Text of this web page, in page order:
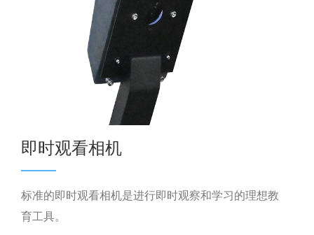
即时观看相机
标准的即时观看相机是进行即时观察和学习的理想教
育工具。